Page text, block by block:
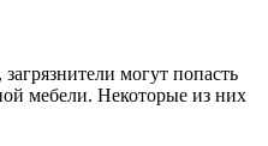
могут попасть
мебели. Некоторые из них